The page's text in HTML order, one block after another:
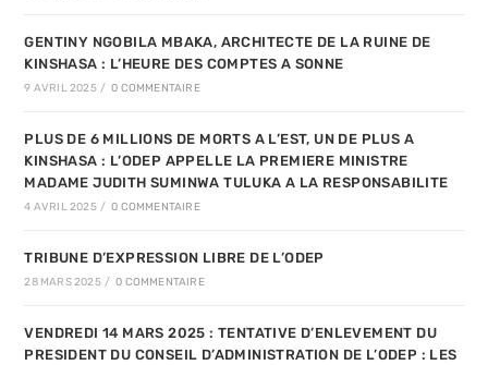
GENTINY NGOBILA MBAKA, ARCHITECTE DE LA RUINE DE
KINSHASA : L’HEURE DES COMPTES A SONNE
9 AVRIL 2025 / 0 COMMENTAIRE
PLUS DE 6 MILLIONS DE MORTS A L’EST, UN DE PLUS A
KINSHASA : L’ODEP APPELLE LA PREMIERE MINISTRE
MADAME JUDITH SUMINWA TULUKA A LA RESPONSABILITE
4 AVRIL 2025 / 0 COMMENTAIRE
TRIBUNE D’EXPRESSION LIBRE DE L’ODEP
28 MARS 2025 / 0 COMMENTAIRE
VENDREDI 14 MARS 2025 : TENTATIVE D’ENLEVEMENT DU
PRESIDENT DU CONSEIL D’ADMINISTRATION DE L’ODEP : LES